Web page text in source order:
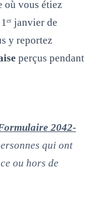
où vous étiez
janvier de
y reportez
perçus pendant
2042-
qui ont
ou hors de